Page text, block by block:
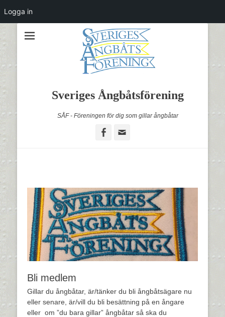
Sveriges Ångbåtsförening
SÅF - Föreningen för dig som gillar ångbåtar
Facebook
Bli medlem
Gillar du ångbåtar, är/tänker du bli ångbåtsägare nu
eller senare, är/vill du bli besättning på en ångare
eller om ”du bara gillar” ångbåtar så ska du
Logga in